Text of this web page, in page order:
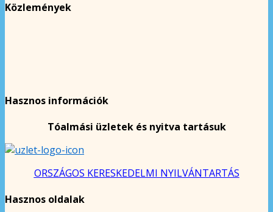
Közlemények
Hasznos információk
Tóalmási üzletek és nyitva tartásuk
ORSZÁGOS KERESKEDELMI NYILVÁNTARTÁS
Hasznos oldalak